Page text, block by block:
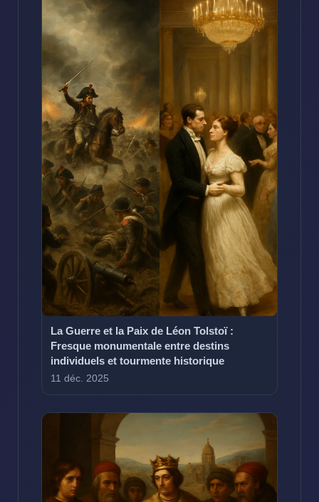
La Guerre et la Paix de Léon Tolstoï :
Fresque monumentale entre destins
individuels et tourmente historique
11 déc. 2025